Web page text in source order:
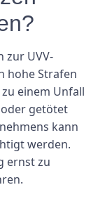
zur UVV-
hohe Strafen
einem Unfall
getötet
kann
werden.
ernst zu